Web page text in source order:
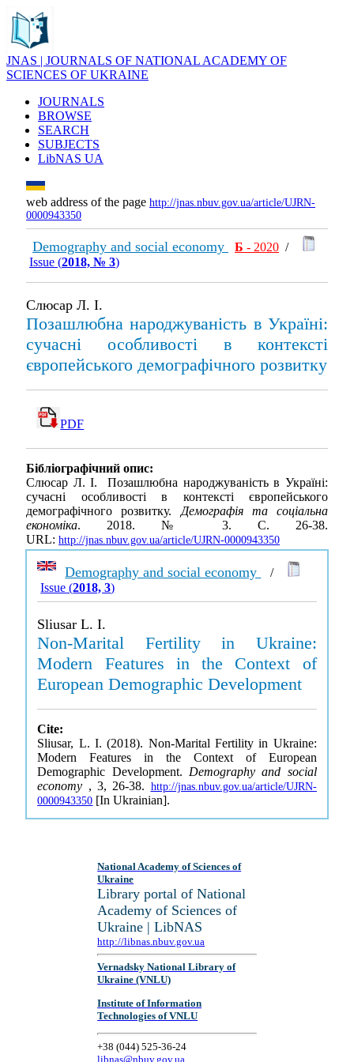
JNAS | JOURNALS OF NATIONAL ACADEMY OF
SCIENCES OF UKRAINE
JOURNALS
BROWSE
SEARCH
SUBJECTS
LibNAS UA
web address of the page http://jnas.nbuv.gov.ua/article/UJRN-
0000943350
Demography and social economy Б - 2020 /
Issue (2018, № 3)
Слюсар Л. І.
Позашлюбна народжуваність в Україні:
сучасні особливості в контексті
європейського демографічного розвитку
PDF
Бібліографічний опис:
Слюсар Л. І. Позашлюбна народжуваність в Україні:
сучасні особливості в контексті європейського
демографічного розвитку.Демографія та соціальна
економіка. 2018. № 3. С. 26-38.
URL: http://jnas.nbuv.gov.ua/article/UJRN-0000943350
Demography and social economy
/
Issue (2018, 3)
Sliusar L. I.
Non-Marital Fertility in Ukraine:
Modern Features in the Context of
European Demographic Development
Cite:
Sliusar, L. I. (2018). Non-Marital Fertility in Ukraine:
Modern Features in the Context of European
Demographic Development. Demography and social
economy , 3, 26-38. http://jnas.nbuv.gov.ua/article/UJRN-
0000943350 [In Ukrainian].
National Academy of Sciences of
Ukraine
Library portal of National
Academy of Sciences of
Ukraine | LibNAS
http://libnas.nbuv.gov.ua
Vernadsky National Library of
Ukraine (VNLU)
Institute of Information
Technologies of VNLU
+38 (044) 525-36-24
libnas@nbuv.gov.ua